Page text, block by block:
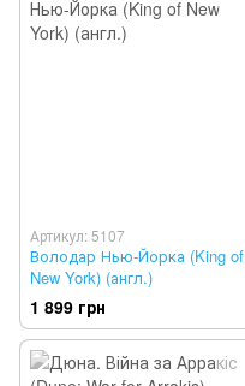
Артикул: 5107
Володар Нью-Йорка (King of
New York) (англ.)
1 899 грн